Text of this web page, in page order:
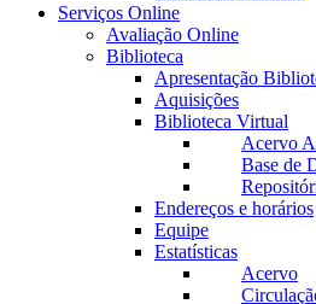
Serviços Online
Avaliação Online
Biblioteca
Apresentação
Aquisições
Biblioteca Virtual
Acervo
Base de
Endereços e horários
Equipe
Estatísticas
Acervo